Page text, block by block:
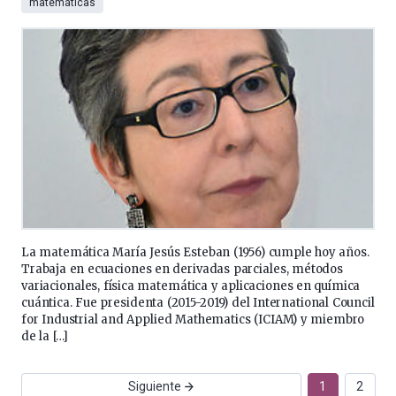
matemáticas
La matemática María Jesús Esteban (1956) cumple hoy años.
Trabaja en ecuaciones en derivadas parciales, métodos
variacionales, física matemática y aplicaciones en química
cuántica. Fue presidenta (2015-2019) del International Council
for Industrial and Applied Mathematics (ICIAM) y miembro
de la […]
Siguiente 1 2